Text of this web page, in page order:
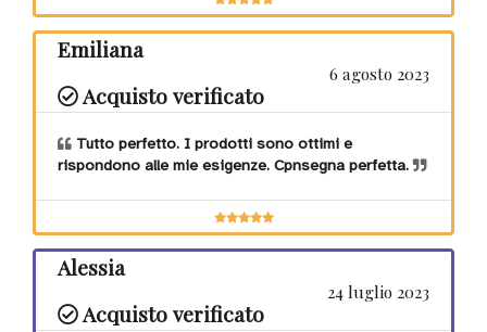
Emiliana
6 agosto 2023
Acquisto verificato
Tutto perfetto. I prodotti sono ottimi e
rispondono alle mie esigenze. Cpnsegna perfetta.
Alessia
24 luglio 2023
Acquisto verificato